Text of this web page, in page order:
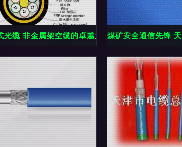
价值
光缆 非金属架空缆的卓越之选（2-288芯）
煤矿安全通信先锋